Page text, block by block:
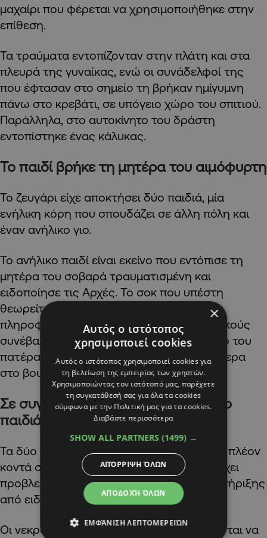
μαχαίρι που φέρεται να χρησιμοποιήθηκε στην
επίθεση.
Τα τραύματα εντοπίζονταν στην πλάτη και στα
πλευρά της γυναίκας, ενώ οι συνάδελφοί της
που έφτασαν στο σημείο τη βρήκαν ημίγυμνη
πάνω στο κρεβάτι, σε υπόγειο χώρο του σπιτιού.
Παράλληλα, στο αυτοκίνητο του δράστη
εντοπίστηκε ένας κάλυκας.
Το παιδί βρήκε τη μητέρα του αιμόφυρτη
Το ζευγάρι είχε αποκτήσει δύο παιδιά, μία
ενήλικη κόρη που σπουδάζει σε άλλη πόλη και
έναν ανήλικο γιο.
Το ανήλικο παιδί είναι εκείνο που εντόπισε τη
μητέρα του σοβαρά τραυματισμένη και
ειδοποίησε τις Αρχές. Το σοκ που υπέστη
θεωρείται ιδιαίτερα βαρύ, ενώ οι πρώτες
πληροφορίες που έδωσε στους αστυνομικούς
συνέβαλαν στις έρευνες για τον εντοπισμό του
πατέρα του, ο οποίος βρέθηκε λίγο αργότερα
στο βουνό Κορύλοβο νεκρός.
Σε συγγενικά τους πρόσωπα τα δύο
παιδιά
Τα δύο παιδιά της οικογένειας βρίσκονται πλέον
κοντά σε συγγενικά τους πρόσωπα, ενώ έχει
προβλεφθεί η παροχή ψυχολογικής υποστήριξης
από ειδικούς.
Οι νεκροτομές στις δύο σορούς αναμένονται να
×
Αυτός ο ιστότοπος
χρησιμοποιεί cookies
Αυτός ο ιστότοπος χρησιμοποιεί cookies για
τη βελτίωση της εμπειρίας των χρηστών.
Χρησιμοποιώντας τον ιστότοπό μας, παρέχετε
τη συγκατάθεσή σας για όλα τα cookies
σύμφωνα με την Πολιτική μας για τα cookies.
Διαβάστε περισσότερα
SHOW ALL PARTNERS (1499) →
ΑΠΟΔΟΧΉ ΌΛΩΝ
ΑΠΌΡΡΙΨΗ ΌΛΩΝ
ΕΜΦΆΝΙΣΗ ΛΕΠΤΟΜΕΡΕΙΏΝ